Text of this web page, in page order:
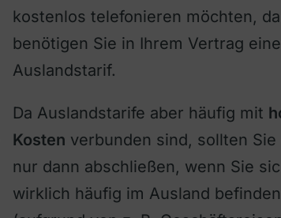
kostenlos telefonieren möchten,
benötigen Sie in Ihrem Vertrag
Auslandstarif.
Da Auslandstarife aber häufig mit
Kosten verbunden sind, sollten Sie
nur dann abschließen, wenn Sie
wirklich häufig im Ausland befinden